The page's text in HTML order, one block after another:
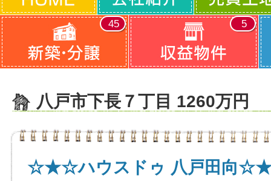
45 5
八戸市下長７丁目 1260万円
☆★☆ハウスドゥ 八戸田向